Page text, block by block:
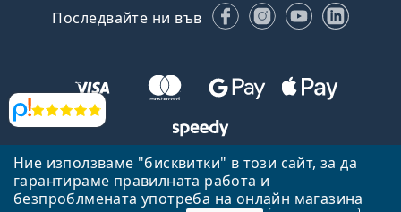
Ние използваме "бисквитки" в този сайт, за да
гарантираме правилната работа и
безпроблмената употреба на онлайн магазина
Прегледи
Последвайте ни във FacebookInstagram
YouTube
Назад към началната страница
Нагоре
Lentiamo.bg е собственост и се управлява от Lentiamo s.r.o.,